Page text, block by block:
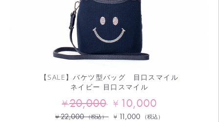
【SALE】バケツ型バッグ 目口スマイル
ネイビー 目口スマイル
¥20,000 ¥ 10,000
¥22,000 （税込） ¥ 11,000 （税込）